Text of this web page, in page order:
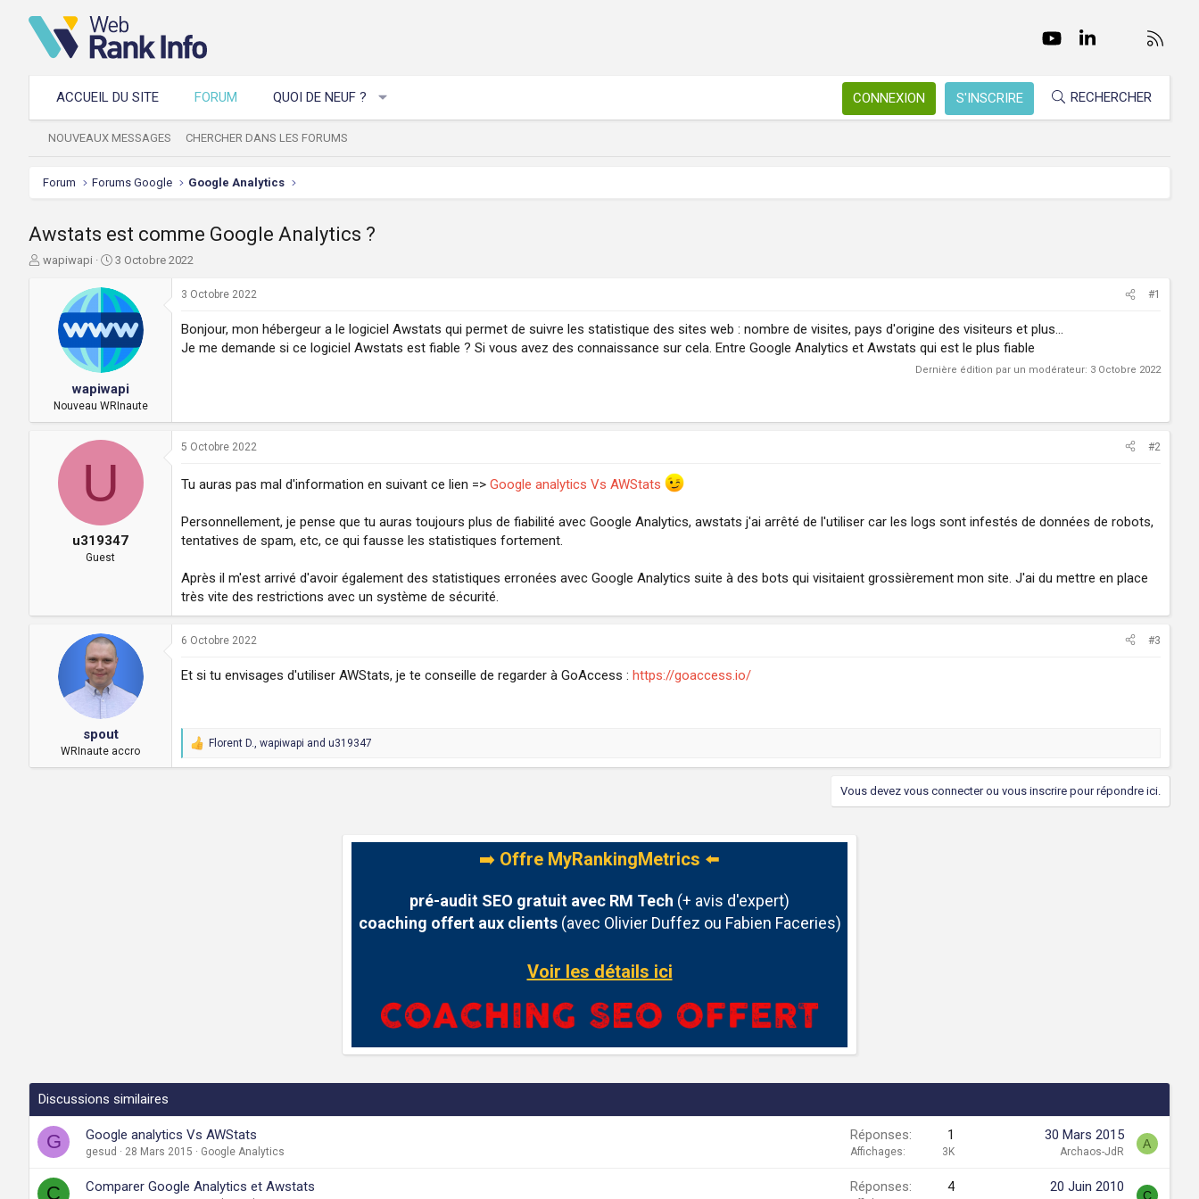
FacebookTwitter youtubeLinkedInNous
ACCUEIL DU SITE FORUM QUOI DE NEUF ? CONNEXION S'INSCRIRE RECHERCHER
NOUVEAUX MESSAGES CHERCHER DANS LES FORUMS
Forum Forums Google Google Analytics
Awstats est comme Google Analytics ?
A
d
wapiwapi
D
t
e
d
e
d
é
b
u
t
3 Octobre 2022
wapiwapi
Nouveau WRInaute
3 Octobre 2022 #1
Bonjour, mon hébergeur a le logiciel Awstats qui permet de suivre les statistique des sites web : nombre de visites, pays d'origine des visiteurs et plus...
Je me demande si ce logiciel Awstats est fiable ? Si vous avez des connaissance sur cela. Entre Google Analytics et Awstats qui est le plus fiable
Dernière édition par un modérateur: 3 Octobre 2022
U
u319347
Guest
5 Octobre 2022 #2
Tu auras pas mal d'information en suivant ce lien => Google analytics Vs AWStats
Personnellement, je pense que tu auras toujours plus de fiabilité avec Google Analytics, awstats j'ai arrêté de l'utiliser car les logs sont infestés de données de robots,
tentatives de spam, etc, ce qui fausse les statistiques fortement.
Après il m'est arrivé d'avoir également des statistiques erronées avec Google Analytics suite à des bots qui visitaient grossièrement mon site. J'ai du mettre en place
très vite des restrictions avec un système de sécurité.
spout
WRInaute accro
6 Octobre 2022 #3
Et si tu envisages d'utiliser AWStats, je te conseille de regarder à GoAccess : https://goaccess.io/
R
Florent D., wapiwapi and u319347
Vous devez vous connecter ou vous inscrire pour répondre ici.
➡️ Offre MyRankingMetrics ⬅️
pré-audit SEO gratuit avec RM Tech (+ avis d'expert)
coaching offert aux clients(avec Olivier Duffez ou Fabien Faceries)
Voir les détails ici
Discussions similaires
G Google analytics Vs AWStats
gesud 28 Mars 2015 Google Analytics
Réponses 1
Affichages 3K
30 Mars 2015
Archaos-JdR
A
C Comparer Google Analytics et Awstats Réponses 4 20 Juin 2010
C